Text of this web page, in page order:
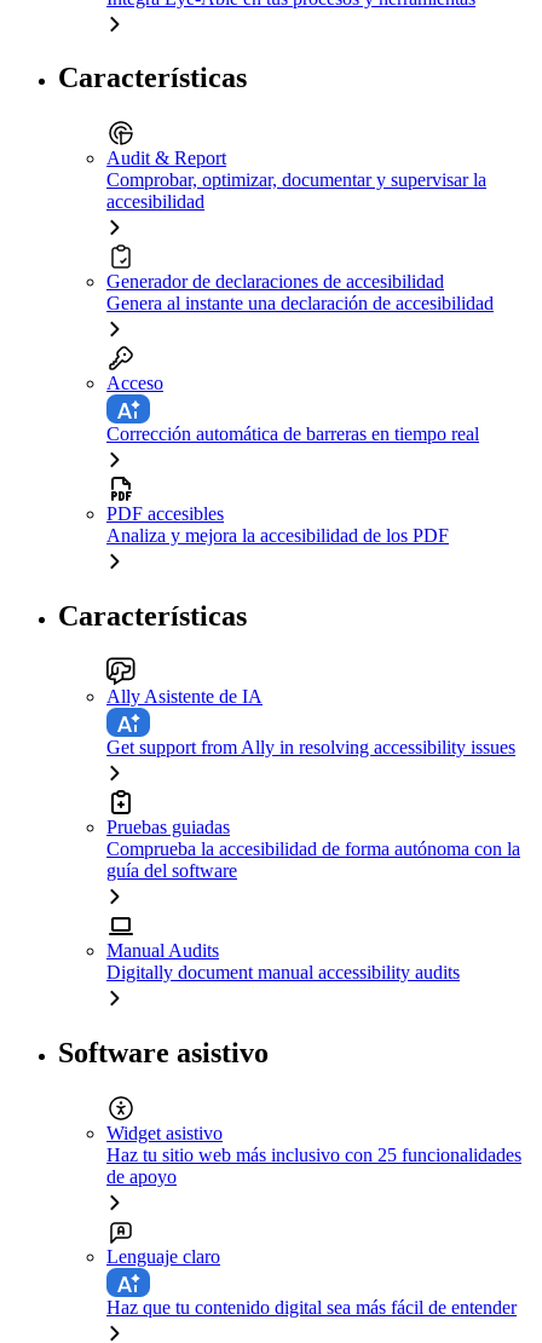
Características
Audit & Report
Comprobar, optimizar, documentar y supervisar la
accesibilidad
Generador de declaraciones de accesibilidad
Genera al instante una declaración de accesibilidad
Acceso
Corrección automática de barreras en tiempo real
PDF accesibles
Analiza y mejora la accesibilidad de los PDF
Características
Ally Asistente de IA
Get support from Ally in resolving accessibility issues
Pruebas guiadas
Comprueba la accesibilidad de forma autónoma con la
guía del software
Manual Audits
Digitally document manual accessibility audits
Software asistivo
Widget asistivo
Haz tu sitio web más inclusivo con 25 funcionalidades
de apoyo
Lenguaje claro
Haz que tu contenido digital sea más fácil de entender